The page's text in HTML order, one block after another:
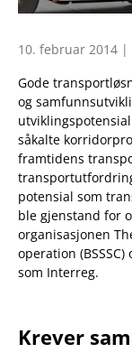
10. februar 2014 |
Gode
og
såkalte
framtidens
potensial som
ble gjenstand for
organisasjonen
operation
som Interreg.
Krever